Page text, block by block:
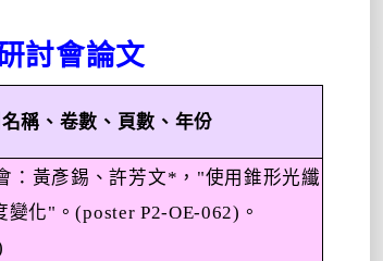
討會論文
稱、卷數、頁數、年份
：黃彥錫、許芳文* ， "使用錐形光纖
變化" 。(poster P2-OE-062) 。